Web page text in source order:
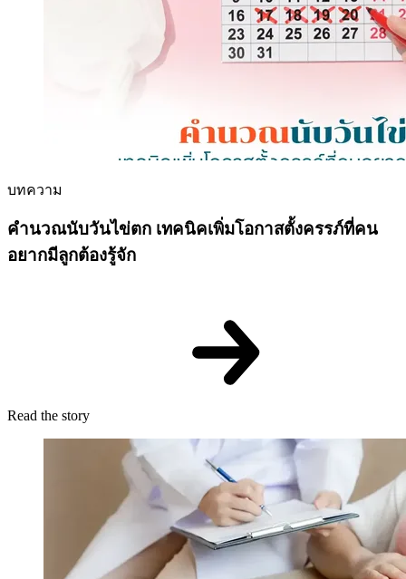
บทความ
คำนวณนับวันไข่ตก เทคนิคเพิ่มโอกาสตั้งครรภ์ที่คน
อยากมีลูกต้องรู้จัก
Read the story